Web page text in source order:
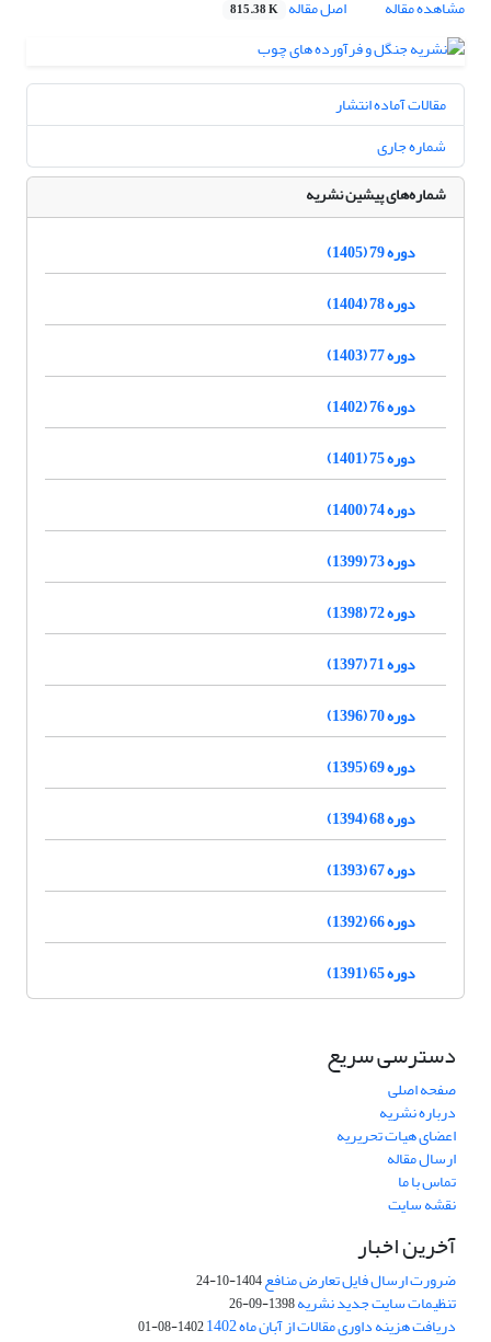
مشاهده مقاله
اصل مقاله 815.38 K
مقالات آماده انتشار
شماره جاری
شماره‌های پیشین نشریه
دوره 79 (1405)
دوره 78 (1404)
دوره 77 (1403)
دوره 76 (1402)
دوره 75 (1401)
دوره 74 (1400)
دوره 73 (1399)
دوره 72 (1398)
دوره 71 (1397)
دوره 70 (1396)
دوره 69 (1395)
دوره 68 (1394)
دوره 67 (1393)
دوره 66 (1392)
دوره 65 (1391)
دسترسی سریع
صفحه اصلی
درباره نشریه
اعضای هیات تحریریه
ارسال مقاله
تماس با ما
نقشه سایت
آخرین اخبار
ضرورت ارسال فایل تعارض منافع1404-10-24
تنظیمات سایت جدید نشریه1398-09-26
دریافت هزینه داوری مقالات از آبان ماه 1402 1402-08-01